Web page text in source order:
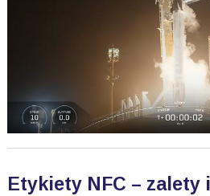
Etykiety NFC – zalety